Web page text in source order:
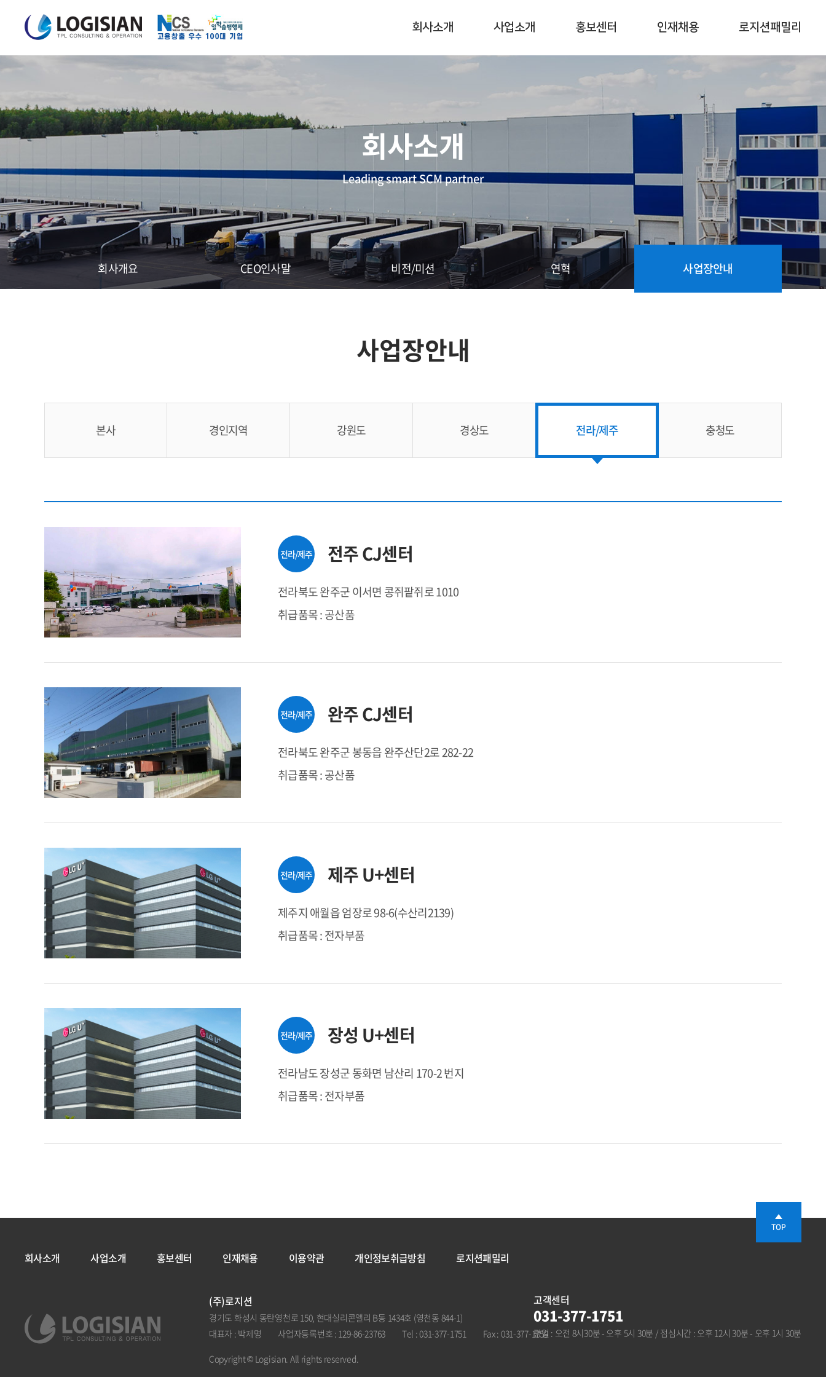
회사소개 사업소개 홍보센터 인재채용 로지션패밀리
회사소개
Leading smart SCM partner
회사개요 CEO인사말 비전/미션 연혁 사업장안내
사업장안내
본사 경인지역 강원도 경상도 전라/제주 충청도
전라/제주 전주 CJ센터
전라북도 완주군 이서면 콩쥐팥쥐로 1010
취급품목 : 공산품
전라/제주 완주 CJ센터
전라북도 완주군 봉동읍 완주산단2로 282-22
취급품목 : 공산품
전라/제주 제주 U+센터
제주지 애월읍 엄장로 98-6(수산리2139)
취급품목 : 전자부품
전라/제주 장성 U+센터
전라남도 장성군 동화면 남산리 170-2 번지
취급품목 : 전자부품
회사소개 사업소개 홍보센터 인재채용 이용약관 개인정보취급방침 로지션패밀리
(주)로지션
경기도 화성시 동탄영천로 150, 현대실리콘앨리 B동 1434호 (영천동 844-1)
대표자 : 박제명
사업자등록번호 : 129-86-23763 Tel : 031-377-1751 Fax : 031-377-1759
Copyright © Logisian. All rights reserved.
고객센터
031-377-1751
평일 : 오전 8시30분 - 오후 5시 30분 / 점심시간 : 오후 12시 30분 - 오후 1시 30분
TOP